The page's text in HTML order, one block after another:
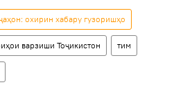
охирин хабару гузоришҳо
варзиши Тоҷикистон тим